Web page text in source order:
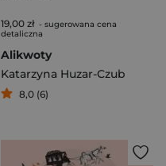
19,00 zł - sugerowana cena
detaliczna
Alikwoty
Katarzyna Huzar-Czub
8,0 (6)